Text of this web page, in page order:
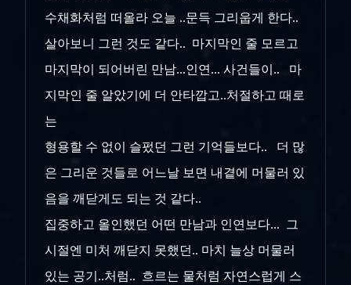
수채화처럼 떠올라 오늘 ..문득 그리웁게 한다..
살아보니 그런 것도 같다.. 마지막인 줄 모르고
마지막이 되어버린 만남...인연... 사건들이.. 마
지막인 줄 알았기에 더 안타깝고..처절하고 때로
는
형용할 수 없이 슬펐던 그런 기억들보다.. 더 많
은 그리운 것들로 어느날 보면 내곁에 머물러 있
음을 깨닫게도 되는 것 같다..
집중하고 올인했던 어떤 만남과 인연보다... 그
시절엔 미처 깨닫지 못했던.. 마치 늘상 머물러
있는 공기..처럼.. 흐르는 물처럼 자연스럽게 스